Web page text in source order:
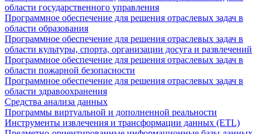
области государственного управления
Программное обеспечение для решения отраслевых задач в
области образования
Программное обеспечение для решения отраслевых задач в
области культуры, спорта, организации досуга и развлечений
Программное обеспечение для решения отраслевых задач в
области пожарной безопасности
Программное обеспечение для решения отраслевых задач в
области здравоохранения
Средства анализа данных
Программы виртуальной и дополненной реальности
Инструменты извлечения и трансформации данных (ETL)